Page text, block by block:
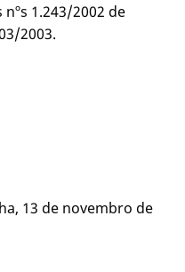
1.243/2002 de
2003.
13 de novembro de